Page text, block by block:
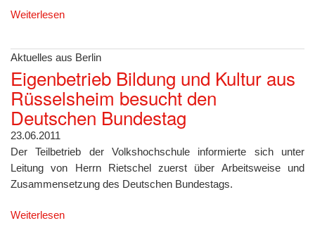
Weiterlesen
Aktuelles aus Berlin
Eigenbetrieb Bildung und Kultur aus
Rüsselsheim besucht den
Deutschen Bundestag
23.06.2011
Der Teilbetrieb der Volkshochschule informierte sich unter
Leitung von Herrn Rietschel zuerst über Arbeitsweise und
Zusammensetzung des Deutschen Bundestags.
Weiterlesen